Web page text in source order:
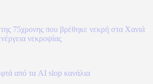
75χρονης που βρέθηκε νεκρή στα Χανιά
νεκροψίας
από τα AI slop κανάλια